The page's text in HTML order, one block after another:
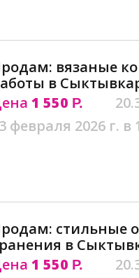
вязаные
в
1 550 Р.
февраля 2026 г. в
стильные
в
1 550 Р.